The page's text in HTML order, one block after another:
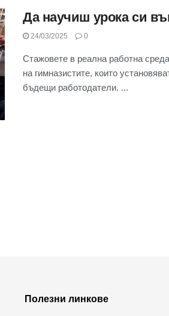
Да научиш урока си
24/03/2025 0
Стажовете в реална работна
на гимназистите, които
бъдещи работодатели. ...
Полезни линкове